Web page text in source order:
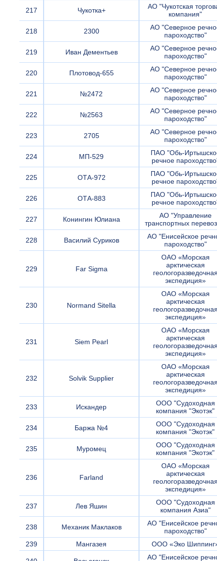
217 Чукотка+
АО "Чукотская
компания"
218 2300
АО "Северное
пароходство"
219 Иван Дементьев
АО "Северное
пароходство"
220 Плотовод-655
АО "Северное
пароходство"
221 №2472
АО "Северное
пароходство"
222 №2563
АО "Северное
пароходство"
223 2705
АО "Северное
пароходство"
224 МП-529
ПАО "Обь-
речное
225 ОТА-972
ПАО "Обь-
речное
226 ОТА-883
ПАО "Обь-
речное
227 Конингин Юлиана
АО "Управление
транспортных
228 Василий Суриков
АО "Енисейское
пароходство"
229 Far Sigma
ОАО «Морская
арктическая
экспедиция»
230 Normand Sitella
ОАО «Морская
арктическая
экспедиция»
231 Siem Pearl
ОАО «Морская
арктическая
экспедиция»
232 Solvik Supplier
ОАО «Морская
арктическая
экспедиция»
233 Искандер
ООО "Судоходная
компания "Экотэк"
234 Баржа №4
ООО "Судоходная
компания "Экотэк"
235 Муромец
ООО "Судоходная
компания "Экотэк"
236 Farland
ОАО «Морская
арктическая
экспедиция»
237 Лев Яшин
ООО "Судоходная
компания Азиа"
238 Механик Маклаков
АО "Енисейское
пароходство"
239
Мангазея ООО «Эко
АО "Енисейское